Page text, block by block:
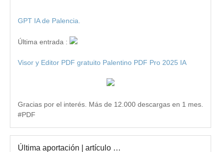
GPT IA de Palencia.
Última entrada :
Visor y Editor PDF gratuito Palentino PDF Pro 2025 IA
Gracias por el interés. Más de 12.000 descargas en 1 mes.
#PDF
Última aportación | artículo …